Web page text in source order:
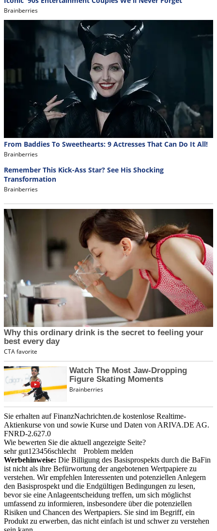
Sie erhalten auf FinanzNachrichten.de kostenlose Realtime-
Aktienkurse von und sowie Kurse und Daten von ARIVA.DE AG.
FNRD-2.627.0
Wie bewerten Sie die aktuell angezeigte Seite?
sehr gut1 23456schlecht
Problem melden
Werbehinweise: Die Billigung des Basisprospekts durch die BaFin
ist nicht als ihre Befürwortung der angebotenen Wertpapiere zu
verstehen. Wir empfehlen Interessenten und potenziellen Anlegern
den Basisprospekt und die Endgültigen Bedingungen zu lesen,
bevor sie eine Anlageentscheidung treffen, um sich möglichst
umfassend zu informieren, insbesondere über die potenziellen
Risiken und Chancen des Wertpapiers. Sie sind im Begriff, ein
Produkt zu erwerben, das nicht einfach ist und schwer zu verstehen